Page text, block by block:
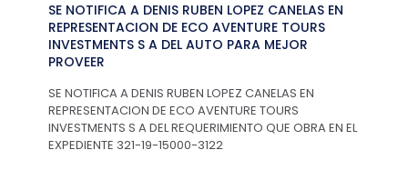
SE NOTIFICA A DENIS RUBEN LOPEZ CANELAS EN
REPRESENTACION DE ECO AVENTURE TOURS
INVESTMENTS S A DEL AUTO PARA MEJOR
PROVEER
SE NOTIFICA A DENIS RUBEN LOPEZ CANELAS EN
REPRESENTACION DE ECO AVENTURE TOURS
INVESTMENTS S A DEL REQUERIMIENTO QUE OBRA EN EL
EXPEDIENTE 321-19-15000-3122